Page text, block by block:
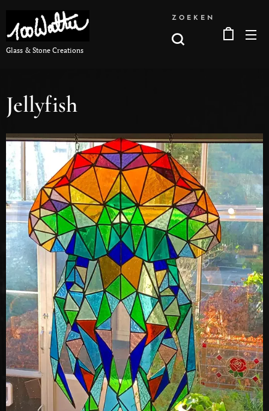
Glass & Stone Creations
ZOEKEN
Jellyfish